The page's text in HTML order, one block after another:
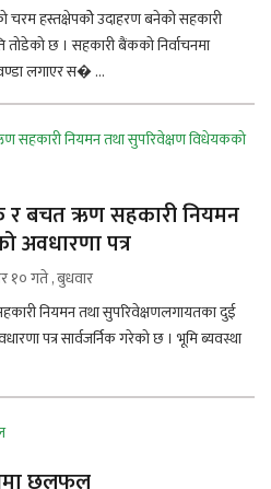
चरम हस्तक्षेपकोे उदाहरण बनेको सहकारी
छ । सहकारी बैंकको निर्वाचनमा
लगाएर स� ...
र बचत ऋण सहकारी नियमन
अवधारणा पत्र
१० गते , बुधवार
नियमन तथा सुपरिवेक्षणलगायतका दुई
पत्र सार्वजर्निक गरेको छ । भूमि ब्यवस्था